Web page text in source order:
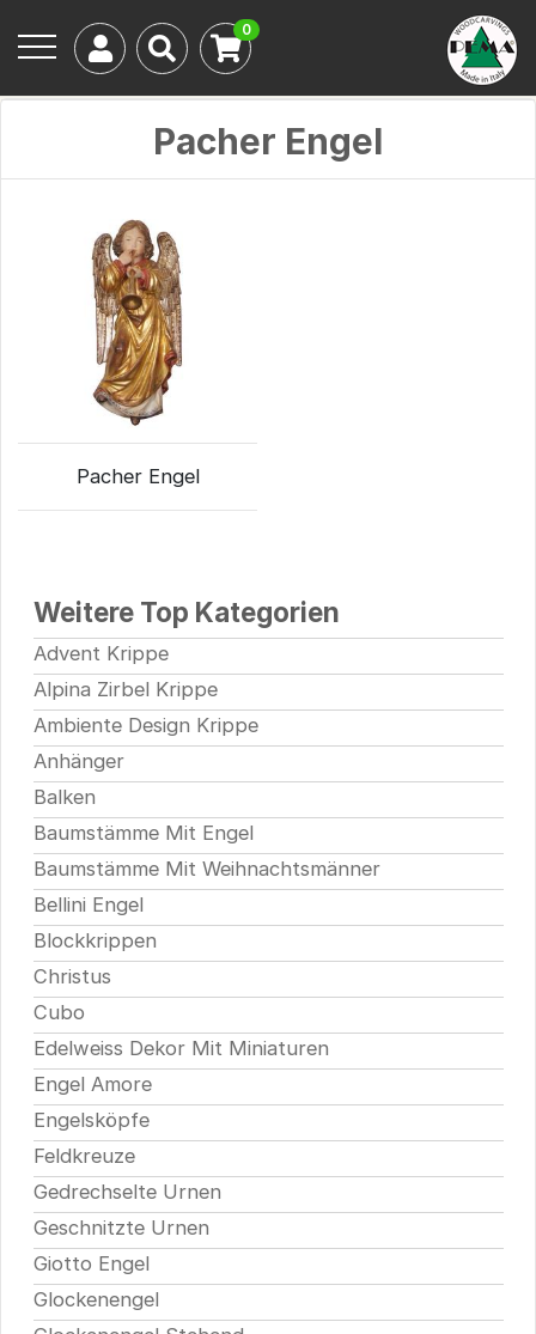
0
Pacher Engel
Pacher Engel
Weitere Top Kategorien
Advent Krippe
Alpina Zirbel Krippe
Ambiente Design Krippe
Anhänger
Balken
Baumstämme Mit Engel
Baumstämme Mit Weihnachtsmänner
Bellini Engel
Blockkrippen
Christus
Cubo
Edelweiss Dekor Mit Miniaturen
Engel Amore
Engelsköpfe
Feldkreuze
Gedrechselte Urnen
Geschnitzte Urnen
Giotto Engel
Glockenengel